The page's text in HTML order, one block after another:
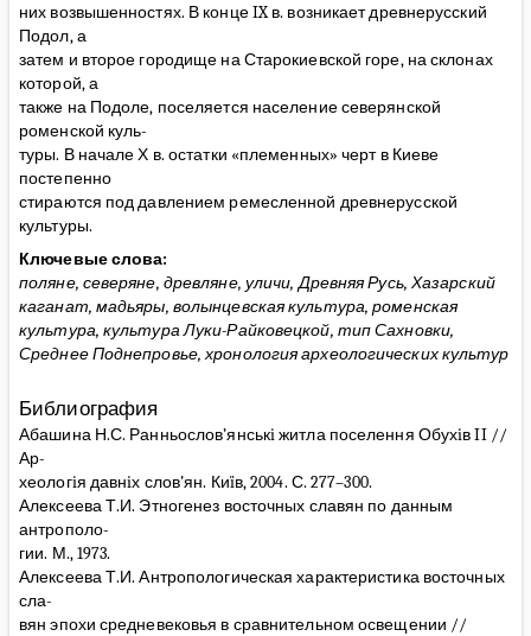
них возвышенностях. В конце IX в. возникает древнерусский
Подол, а
затем и второе городище на Старокиевской горе, на склонах
которой, а
также на Подоле, поселяется население северянской
роменской куль-
туры. В начале Х в. остатки «племенных» черт в Киеве
постепенно
стираются под давлением ремесленной древнерусской
культуры.
Ключевые слова:
поляне, северяне, древляне, уличи, Древняя Русь, Хазарский
каганат, мадьяры, волынцевская культура, роменская
культура, культура Луки-Райковецкой, тип Сахновки,
Среднее Поднепровье, хронология археологических культур
Библиография
Абашина Н.С. Ранньослов’янськi житла поселення Обухiв II //
Ар-
хеологiя давнiх слов’ян. Киïв, 2004. С. 277–300.
Алексеева Т.И. Этногенез восточных славян по данным
антрополо-
гии. М., 1973.
Алексеева Т.И. Антропологическая характеристика восточных
сла-
вян эпохи средневековья в сравнительном освещении //